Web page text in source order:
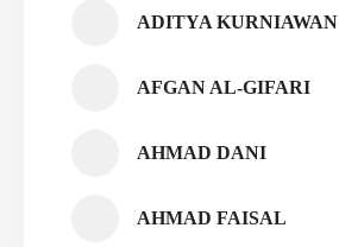
ADITYA KURNIAWAN
AFGAN AL-GIFARI
AHMAD DANI
AHMAD FAISAL